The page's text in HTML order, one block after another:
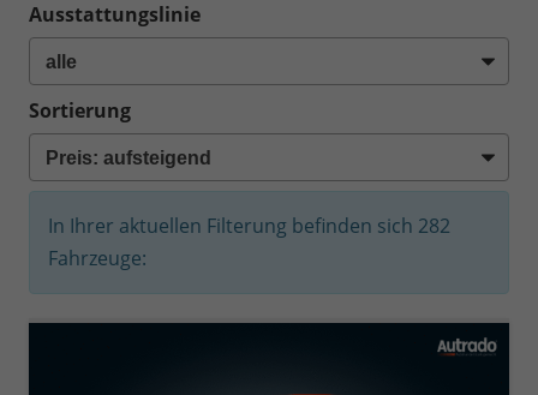
Ausstattungslinie
Sortierung
In Ihrer aktuellen Filterung befinden sich 282
Fahrzeuge: